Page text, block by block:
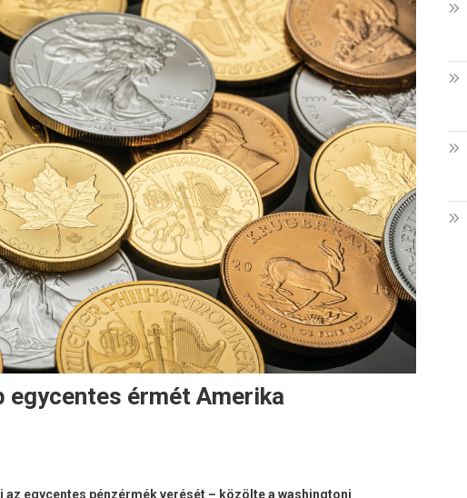
egycentes érmét Amerika
egycentes pénzérmék verését – közölte a washingtoni